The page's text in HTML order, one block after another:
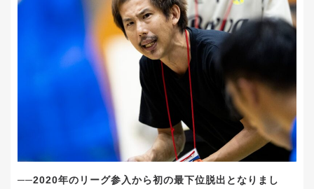
──2020年のリーグ参入から初の最下位脱出となりまし